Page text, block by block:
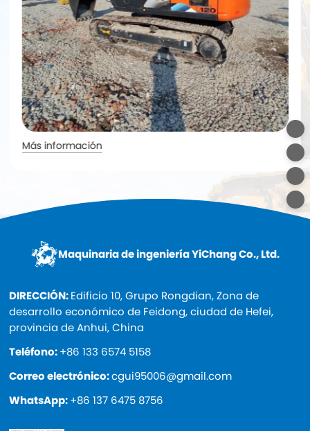
Más información
Maquinaria de ingeniería YiChang Co., Ltd.
DIRECCIÓN:Edificio 10, Grupo Rongdian, Zona de
desarrollo económico de Feidong, ciudad de Hefei,
provincia de Anhui, China
Teléfono:+86 133 6574 5158
Correo electrónico:cgui95006@gmail.com
WhatsApp:+86 137 6475 8756